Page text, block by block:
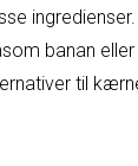
banan
til